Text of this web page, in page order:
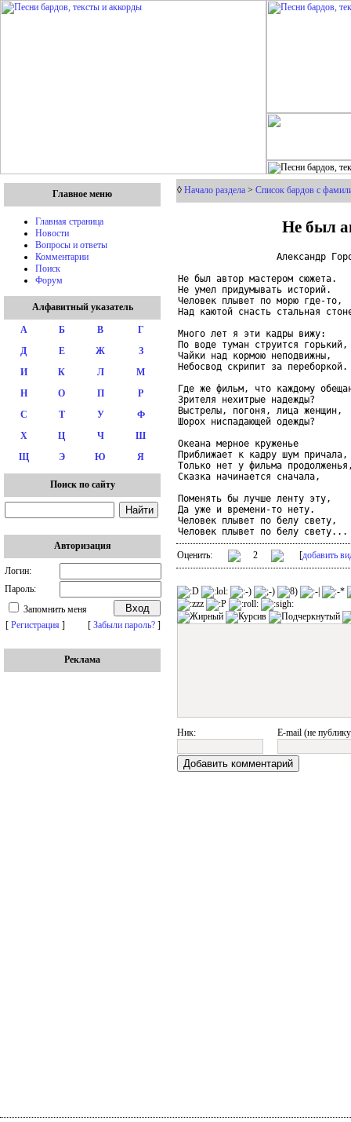
Главное меню
Главная страница
Новости
Вопросы и ответы
Комментарии
Поиск
Форум
Алфавитный указатель
А Б В
Г
Д
Е Ж
З
И
К Л
М
Н
О П
Р
С
Т У
Ф
Х
Ц Ч
Ш
Щ
Э Ю Я
Поиск по сайту
Авторизация
Логин:
Пароль:
Запомнить меня
[ Регистрация ] [ Забыли пароль? ]
Реклама
◊ Начало раздела > Список бардов с
Не был
Александр
Не был автор мастером сюжета.
Не умел придумывать историй.
Человек плывет по морю где-то,
Над каютой снасть стальная
Много лет я эти кадры вижу:
По воде туман струится горький,
Чайки над кормою неподвижны,
Небосвод скрипит за переборкой.
Где же фильм, что каждому
Зрителя нехитрые надежды?
Выстрелы, погоня, лица женщин,
Шорох ниспадающей одежды?
Океана мерное круженье
Приближает к кадру шум причала,
Только нет у фильма
Сказка начинается сначала,
Поменять бы лучше ленту эту,
Да уже и времени-то нету.
Человек плывет по белу свету,
Человек плывет по белу свету...
Оценить: 2 [добавить
Ник: E-mail (не